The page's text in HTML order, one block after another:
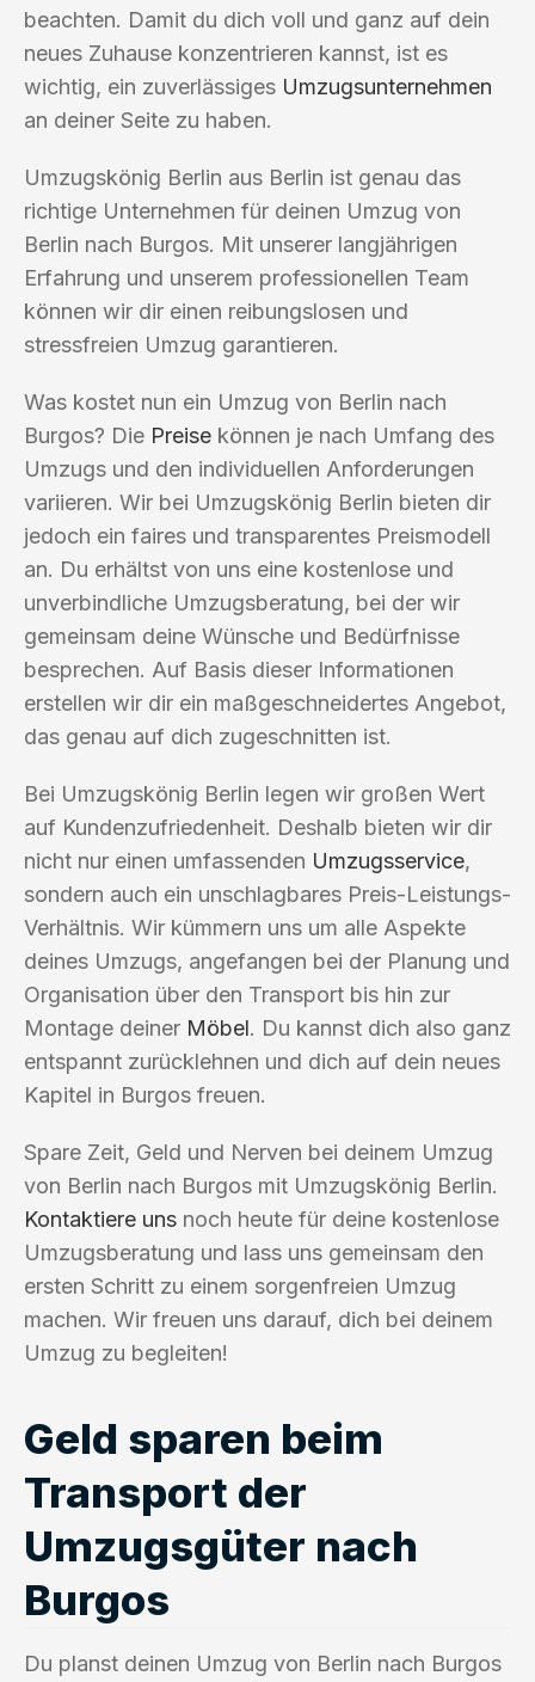
beachten. Damit du dich voll und ganz auf dein
neues Zuhause konzentrieren kannst, ist es
wichtig, ein zuverlässiges Umzugsunternehmen
an deiner Seite zu haben.
Umzugskönig Berlin aus Berlin ist genau das
richtige Unternehmen für deinen Umzug von
Berlin nach Burgos. Mit unserer langjährigen
Erfahrung und unserem professionellen Team
können wir dir einen reibungslosen und
stressfreien Umzug garantieren.
Was kostet nun ein Umzug von Berlin nach
Burgos? Die Preise können je nach Umfang des
Umzugs und den individuellen Anforderungen
variieren. Wir bei Umzugskönig Berlin bieten dir
jedoch ein faires und transparentes Preismodell
an. Du erhältst von uns eine kostenlose und
unverbindliche Umzugsberatung, bei der wir
gemeinsam deine Wünsche und Bedürfnisse
besprechen. Auf Basis dieser Informationen
erstellen wir dir ein maßgeschneidertes Angebot,
das genau auf dich zugeschnitten ist.
Bei Umzugskönig Berlin legen wir großen Wert
auf Kundenzufriedenheit. Deshalb bieten wir dir
nicht nur einen umfassenden Umzugsservice,
sondern auch ein unschlagbares Preis-Leistungs-
Verhältnis. Wir kümmern uns um alle Aspekte
deines Umzugs, angefangen bei der Planung und
Organisation über den Transport bis hin zur
Montage deiner Möbel. Du kannst dich also ganz
entspannt zurücklehnen und dich auf dein neues
Kapitel in Burgos freuen.
Spare Zeit, Geld und Nerven bei deinem Umzug
von Berlin nach Burgos mit Umzugskönig Berlin.
Kontaktiere uns noch heute für deine kostenlose
Umzugsberatung und lass uns gemeinsam den
ersten Schritt zu einem sorgenfreien Umzug
machen. Wir freuen uns darauf, dich bei deinem
Umzug zu begleiten!
Geld sparen beim
Transport der
Umzugsgüter nach
Burgos
Du planst deinen Umzug von Berlin nach Burgos